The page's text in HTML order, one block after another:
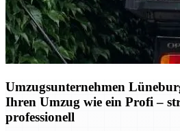
Umzugsunternehmen
Ihren Umzug wie ein Profi –
professionell